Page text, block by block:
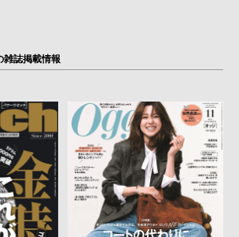
雑誌掲載情報